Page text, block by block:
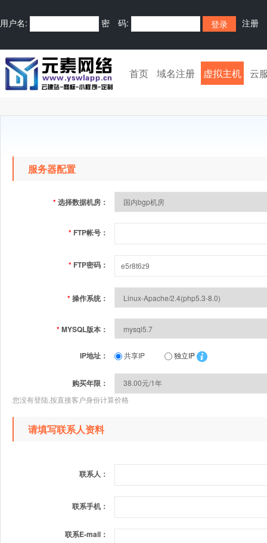
用户名: 密 码: 注册
首页 域名注册 虚拟主机 云
服务器配置
*选择数据机房：
* FTP帐号：
* FTP密码：
*操作系统：
*MYSQL版本：
IP地址： 共享IP 独立IP
购买年限：
您没有登陆,按直接客户身份计算价格
请填写联系人资料
联系人：
联系手机：
联系E-mail：